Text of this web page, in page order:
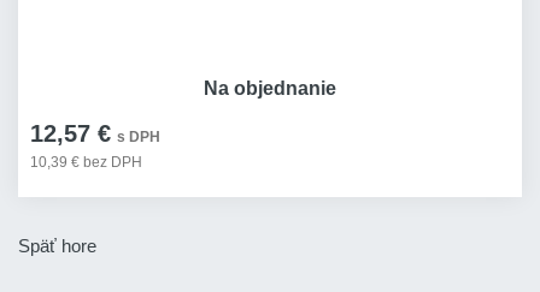
12,57 € s DPH
10,39 € bez DPH
Na objednanie
Späť hore